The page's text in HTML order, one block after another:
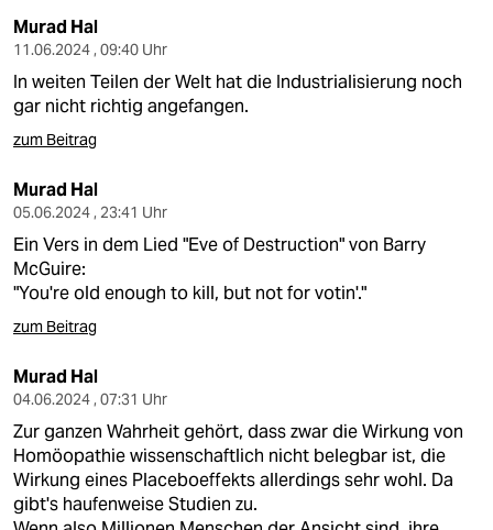
Murad Hal
11.06.2024 , 09:40 Uhr
In weiten Teilen der Welt hat die Industrialisierung noch
gar nicht richtig angefangen.
zum Beitrag
Murad Hal
05.06.2024 , 23:41 Uhr
Ein Vers in dem Lied "Eve of Destruction" von Barry
McGuire:
"You're old enough to kill, but not for votin'."
zum Beitrag
Murad Hal
04.06.2024 , 07:31 Uhr
Zur ganzen Wahrheit gehört, dass zwar die Wirkung von
Homöopathie wissenschaftlich nicht belegbar ist, die
Wirkung eines Placeboeffekts allerdings sehr wohl. Da
gibt's haufenweise Studien zu.